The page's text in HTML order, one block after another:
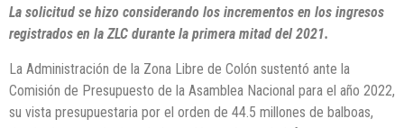
La solicitud se hizo considerando los incrementos en los ingresos
registrados en la ZLC durante la primera mitad del 2021.
La Administración de la Zona Libre de Colón sustentó ante la
Comisión de Presupuesto de la Asamblea Nacional para el año 2022,
su vista presupuestaria por el orden de 44.5 millones de balboas,